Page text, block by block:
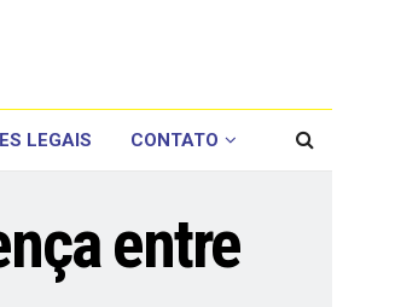
LEGAIS CONTATO
entre